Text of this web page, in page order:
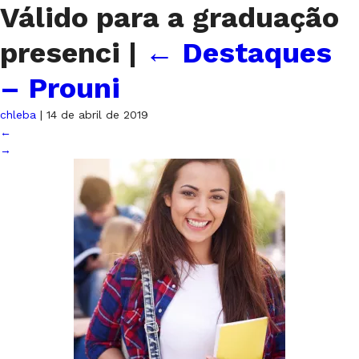
Válido para a graduação
presenci | ← Destaques
– Prouni
chleba | 14 de abril de 2019
←
→